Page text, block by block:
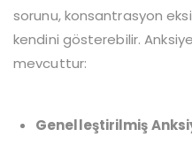
sorunu, konsantrasyon
kendini gösterebilir.
mevcuttur:
Genelleştirilmiş